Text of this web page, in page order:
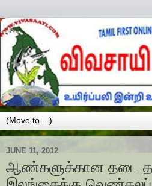
JUNE 11, 2012
ஆண்களுக்கான தடை